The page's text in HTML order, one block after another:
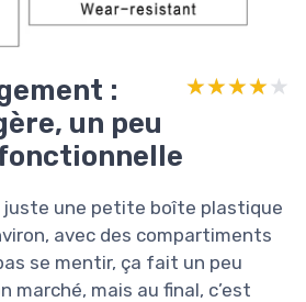
:
un peu
★★★★★
★★★★★
juste une petite boîte plastique
avec des compartiments
se mentir, ça fait un peu
marché, mais au final, c’est